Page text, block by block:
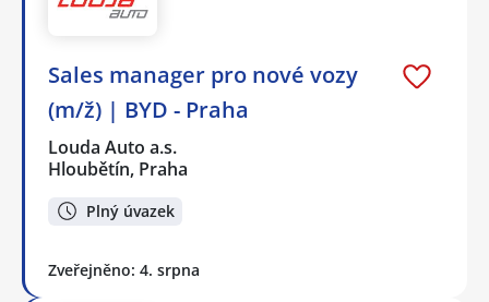
Sales manager pro nové vozy
(m/ž) | BYD - Praha
Louda Auto a.s.
Hloubětín, Praha
Plný úvazek
Zveřejněno: 4. srpna